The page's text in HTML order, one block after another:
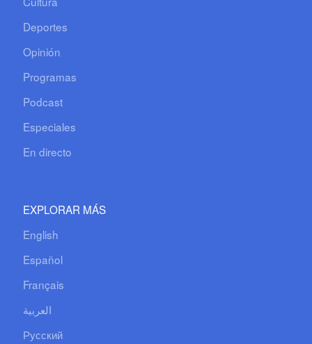
Deportes
Opinión
Programas
Podcast
Especiales
En directo
EXPLORAR MÁS
English
Español
Français
العربية
Русский